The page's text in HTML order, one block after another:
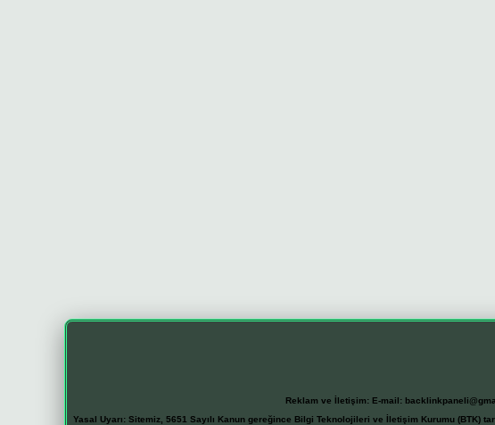
Reklam ve İletişim: E-mail:
Yasal Uyarı:Sitemiz, 5651 Sayılı Kanun gereğince Bilgi Teknolojileri ve İletişim Kurumu (BTK)